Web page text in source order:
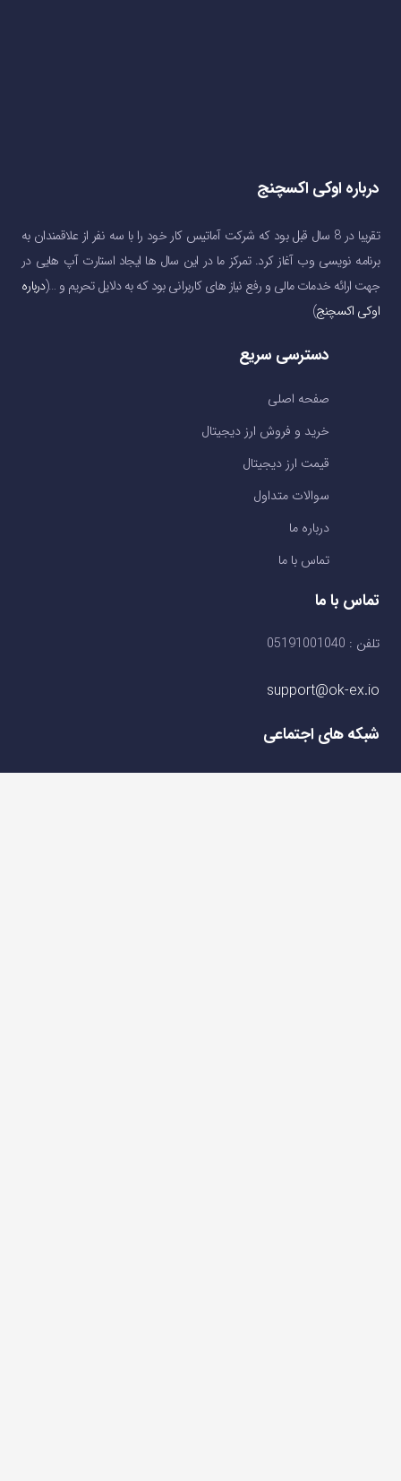
درباره اوکی اکسچنج
تقریبا در 8 سال قبل بود که شرکت آماتیس کار خود را با سه نفر از علاقمندان به
برنامه نویسی وب آغاز کرد. تمرکز ما در این سال ها ایجاد استارت آپ هایی در
جهت ارائه خدمات مالی و رفع نیاز های کاربرانی بود که به دلایل تحریم و …(درباره
اوکی اکسچنج)
دسترسی سریع
صفحه اصلی
خرید و فروش ارز دیجیتال
قیمت ارز دیجیتال
سوالات متداول
درباره ما
تماس با ما
تماس با ما
تلفن : 05191001040
support@ok-ex.io
شبکه های اجتماعی